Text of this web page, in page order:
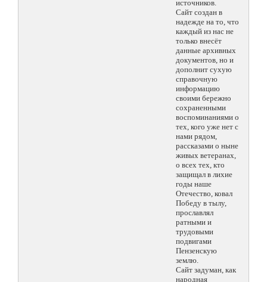
источников.
Сайт создан в
надежде на то, что
каждый из нас не
только внесёт
данные архивных
документов, но и
дополнит сухую
справочную
информацию
своими бережно
сохраненными
воспоминаниями о
тех, кого уже нет с
нами рядом,
рассказами о ныне
живых ветеранах,
о всех тех, кто
защищал в лихие
годы наше
Отечество, ковал
Победу в тылу,
прославлял
ратными и
трудовыми
подвигами
Пензенскую
землю.
Сайт задуман, как
народная